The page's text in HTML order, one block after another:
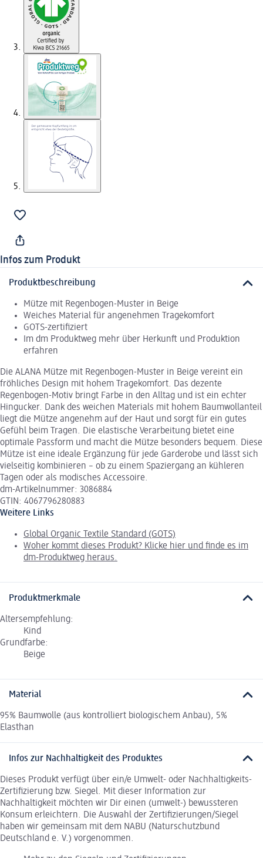
Infos zum Produkt
Produktbeschreibung
Mütze mit Regenbogen-Muster in Beige
Weiches Material für angenehmen Tragekomfort
GOTS-zertifiziert
Im dm Produktweg mehr über Herkunft und Produktion
erfahren
Die ALANA Mütze mit Regenbogen-Muster in Beige vereint ein
fröhliches Design mit hohem Tragekomfort. Das dezente
Regenbogen-Motiv bringt Farbe in den Alltag und ist ein echter
Hingucker. Dank des weichen Materials mit hohem Baumwollanteil
liegt die Mütze angenehm auf der Haut und sorgt für ein gutes
Gefühl beim Tragen. Die elastische Verarbeitung bietet eine
optimale Passform und macht die Mütze besonders bequem. Diese
Mütze ist eine ideale Ergänzung für jede Garderobe und lässt sich
vielseitig kombinieren – ob zu einem Spaziergang an kühleren
Tagen oder als modisches Accessoire.
dm-Artikelnummer: 3086884
GTIN: 4067796280883
Weitere Links
Global Organic Textile Standard (GOTS)
Woher kommt dieses Produkt? Klicke hier und finde es im
dm-Produktweg heraus.
Produktmerkmale
Altersempfehlung:
Kind
Grundfarbe:
Beige
Material
95% Baumwolle (aus kontrolliert biologischem Anbau), 5%
Elasthan
Infos zur Nachhaltigkeit des Produktes
Dieses Produkt verfügt über ein/e Umwelt- oder Nachhaltigkeits-
Zertifizierung bzw. Siegel. Mit dieser Information zur
Nachhaltigkeit möchten wir Dir einen (umwelt-) bewussteren
Konsum erleichtern. Die Auswahl der Zertifizierungen/Siegel
haben wir gemeinsam mit dem NABU (Naturschutzbund
Deutschland e. V.) vorgenommen.